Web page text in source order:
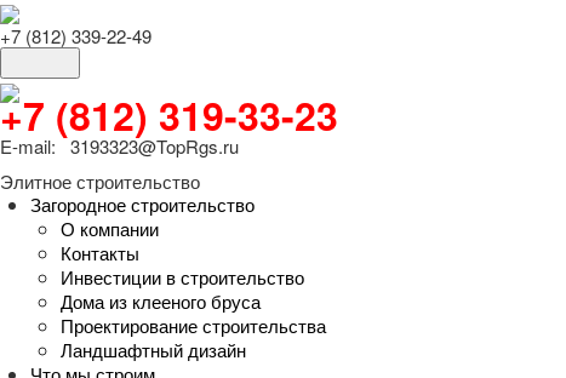
+7 (812) 339-22-49
+7 (812) 319-33-23
E-mail: 3193323@TopRgs.ru
Элитное строительство
Загородное строительство
О компании
Контакты
Инвестиции в строительство
Дома из клееного бруса
Проектирование строительства
Ландшафтный дизайн